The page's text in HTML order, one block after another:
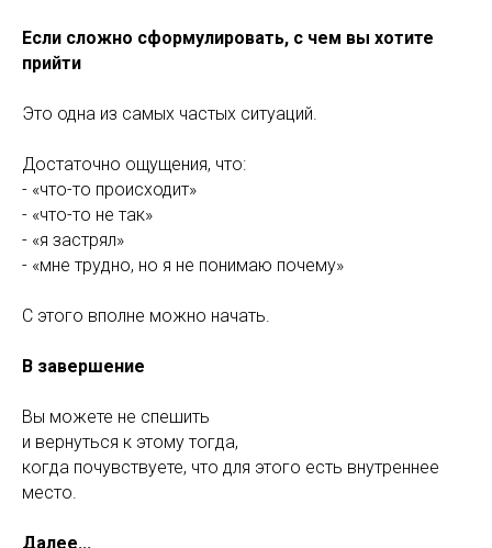
Если сложно сформулировать, с чем вы хотите
прийти
Это одна из самых частых ситуаций.
Достаточно ощущения, что:
- «что-то происходит»
- «что-то не так»
- «я застрял»
- «мне трудно, но я не понимаю почему»
С этого вполне можно начать.
В завершение
Вы можете не спешить
и вернуться к этому тогда,
когда почувствуете, что для этого есть внутреннее
место.
Далее...